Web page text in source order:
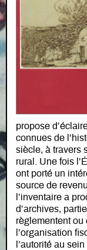
propose
connues de
siècle, à travers
rural. Une fois
ont porté un
source de
l’inventaire a
d’archives,
règlementent ou
l’organisation
l’autorité au